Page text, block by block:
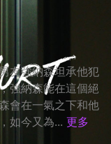
友強納森坦承他犯
強納森能在這個絕
會在一氣之下和他
如今又為... 更多